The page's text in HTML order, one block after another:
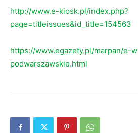
http://www.e-kiosk.pl/index.php?
page=titleissues&id_title=154563
https://www.egazety.pl/marpan/e-
podwarszawskie.html